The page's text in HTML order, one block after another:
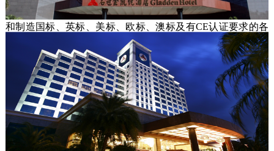
结构制造S1资质、中国钢结构专业承包二级资质，具备设计
和制造国标、英标、美标、欧标、澳标及有CE认证要求的各
类钢结构产品的资质和实力。
工程，包括国家电网项目、汶莱皇家海军基地修船厂、新加
坡CCRC、澳大利亚南澳健康医药研究所、中东高铁站、美国
GE发电站设备、中山岐江开启桥加固工程、新加坡金沙娱乐
城、中远船务船体联合车间等等。